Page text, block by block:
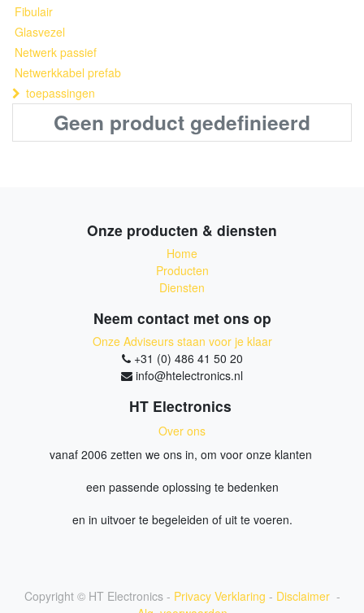
Fibulair
Glasvezel
Netwerk passief
Netwerkkabel prefab
toepassingen
Geen product gedefinieerd
Onze producten & diensten
Home
Producten
Diensten
Neem contact met ons op
Onze Adviseurs staan voor je klaar
+31 (0) 486 41 50 20
info@htelectronics.nl
HT Electronics
Over ons
vanaf 2006 zetten we ons in, om voor onze klanten
een passende oplossing te bedenken
en in uitvoer te begeleiden of uit te voeren.
Copyright © HT Electronics - Privacy Verklaring - Disclaimer -